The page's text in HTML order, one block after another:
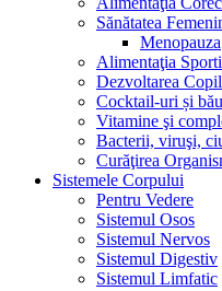
Sănătatea
Menopauza
Alimentaţia
Dezvoltarea
Cocktail-uri și
Vitamine şi
Bacterii, viruşi,
Curăţirea
Sistemele Corpului
Pentru Vedere
Sistemul Osos
Sistemul Nervos
Sistemul Digestiv
Sistemul Limfatic